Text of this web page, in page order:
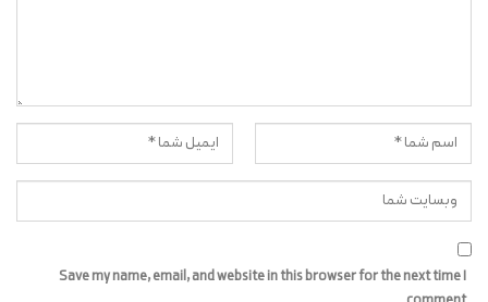
Save my name, email, and website in this browser for the next time I